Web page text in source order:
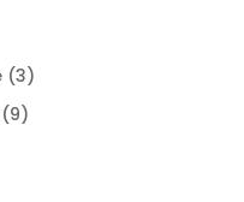
33
produits
99